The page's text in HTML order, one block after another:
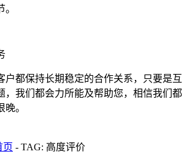
户都保持长期稳定的合作关系，只要是互
，我们都会力所能及帮助您，相信我们都
。
页 - TAG: 高度评价